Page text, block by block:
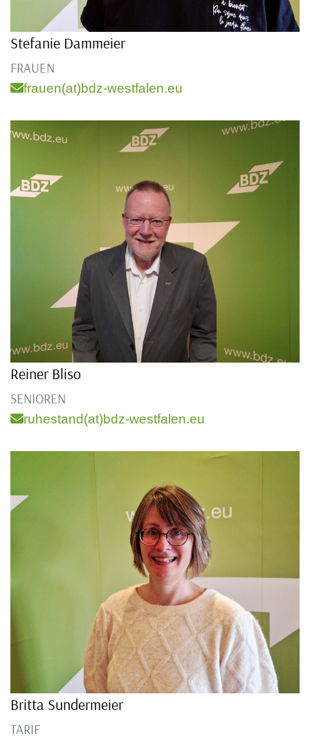
Stefanie Dammeier
FRAUEN
frauen(at)bdz-westfalen.eu
Reiner Bliso
SENIOREN
ruhestand(at)bdz-westfalen.eu
Britta Sundermeier
TARIF